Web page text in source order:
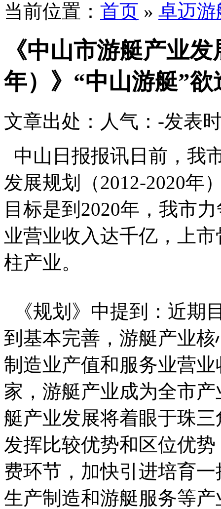
当前位置： 首页 » 卓迈
《中山市游艇产业
年）》“中山游艇”
文章出处： 人气： -发表
中山日报报讯日前，我
发展规划（2012-2020年
目标是到2020年，我市
业营业收入达千亿，上
柱产业。
《规划》中提到：近期
到基本完善，游艇产业
制造业产值和服务业营
家，游艇产业成为全市
艇产业发展将着眼于珠
发挥比较优势和区位优
费环节，加快引进培育
生产制造和游艇服务等